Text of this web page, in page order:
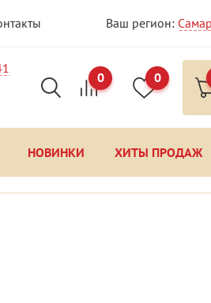
Ваш регион:
0 0
НОВИНКИ ХИТЫ ПРОДАЖ